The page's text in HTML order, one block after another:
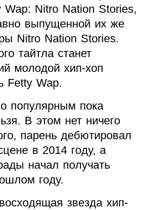
Wap: Nitro Nation Stories,
выпущенной их же
Nitro Nation Stories.
тайтла станет
молодой хип-хоп
Fetty Wap.
популярным пока
В этом нет ничего
парень дебютировал
в 2014 году, а
начал получать
году.
звезда хип-